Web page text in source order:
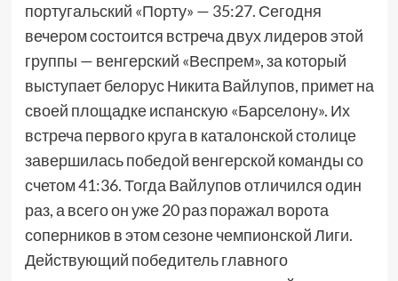
португальский «Порту» — 35:27. Сегодня
вечером состоится встреча двух лидеров этой
группы — венгерский «Веспрем», за который
выступает белорус Никита Вайлупов, примет на
своей площадке испанскую «Барселону». Их
встреча первого круга в каталонской столице
завершилась победой венгерской команды со
счетом 41:36. Тогда Вайлупов отличился один
раз, а всего он уже 20 раз поражал ворота
соперников в этом сезоне чемпионской Лиги.
Действующий победитель главного